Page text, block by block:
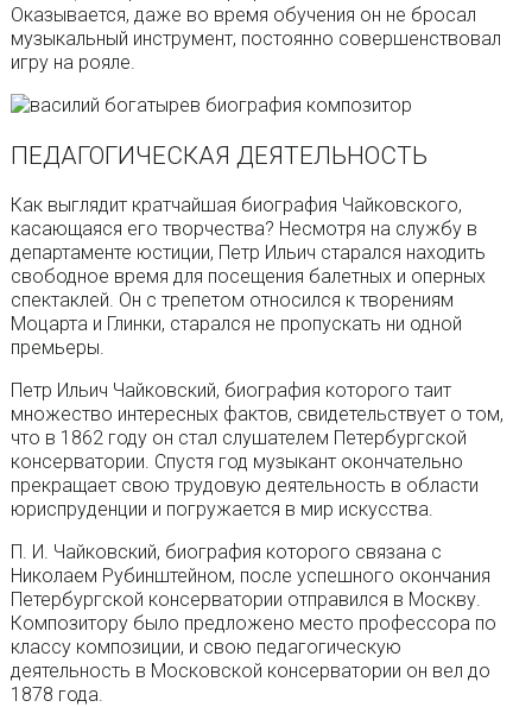
Оказывается, даже во время обучения он не бросал
музыкальный инструмент, постоянно совершенствовал
игру на рояле.
ПЕДАГОГИЧЕСКАЯ ДЕЯТЕЛЬНОСТЬ
Как выглядит кратчайшая биография Чайковского,
касающаяся его творчества? Несмотря на службу в
департаменте юстиции, Петр Ильич старался находить
свободное время для посещения балетных и оперных
спектаклей. Он с трепетом относился к творениям
Моцарта и Глинки, старался не пропускать ни одной
премьеры.
Петр Ильич Чайковский, биография которого таит
множество интересных фактов, свидетельствует о том,
что в 1862 году он стал слушателем Петербургской
консерватории. Спустя год музыкант окончательно
прекращает свою трудовую деятельность в области
юриспруденции и погружается в мир искусства.
П. И. Чайковский, биография которого связана с
Николаем Рубинштейном, после успешного окончания
Петербургской консерватории отправился в Москву.
Композитору было предложено место профессора по
классу композиции, и свою педагогическую
деятельность в Московской консерватории он вел до
1878 года.